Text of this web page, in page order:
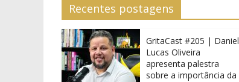
Recentes postagens
GritaCast #205 | Daniel
Lucas Oliveira
apresenta palestra
sobre a importância da